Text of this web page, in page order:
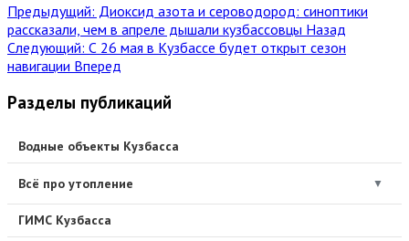
Предыдущий: Диоксид азота и сероводород: синоптики
рассказали, чем в апреле дышали кузбассовцы Назад
Следующий: С 26 мая в Кузбассе будет открыт сезон
навигации Вперед
Разделы публикаций
Водные объекты Кузбасса
Всё про утопление ▼
ГИМС Кузбасса